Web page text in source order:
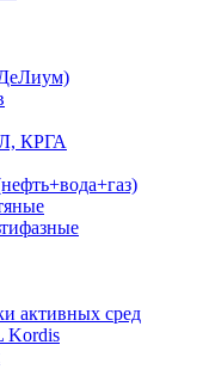
КРГА
активных сред
Kordis